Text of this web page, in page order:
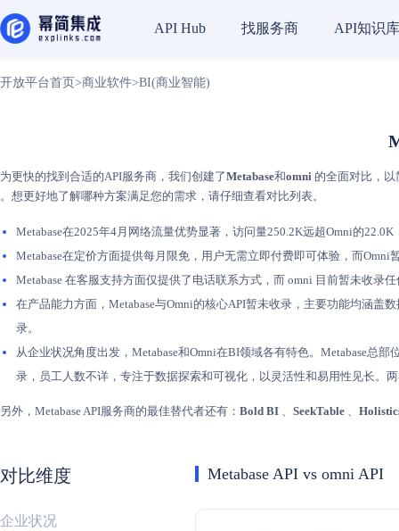
API Hub 找服务商 API知识库
开放平台首页 >商业软件>BI(商业智能)
为更快的找到合适的API服务商，我们创建了Metabase和omni 的全面对比，
。想更好地了解哪种方案满足您的需求，请仔细查看对比列表。
Metabase在2025年4月网络流量优势显著，访问量250.2K远超Omni的
Metabase在定价方面提供每月限免，用户无需立即付费即可体验，而
Metabase 在客服支持方面仅提供了电话联系方式，而 omni 目前暂未收
在产品能力方面，Metabase与Omni的核心API暂未收录，主要功能均涵盖
录。
从企业状况角度出发，Metabase和Omni在BI领域各有特色。Metabase总
录，员工人数不详，专注于数据探索和可视化，以灵活性和易用性见长。
另外，Metabase API服务商的最佳替代者还有： Bold BI 、 SeekTable 、
对比维度
企业状况
Metabase API vs omni API